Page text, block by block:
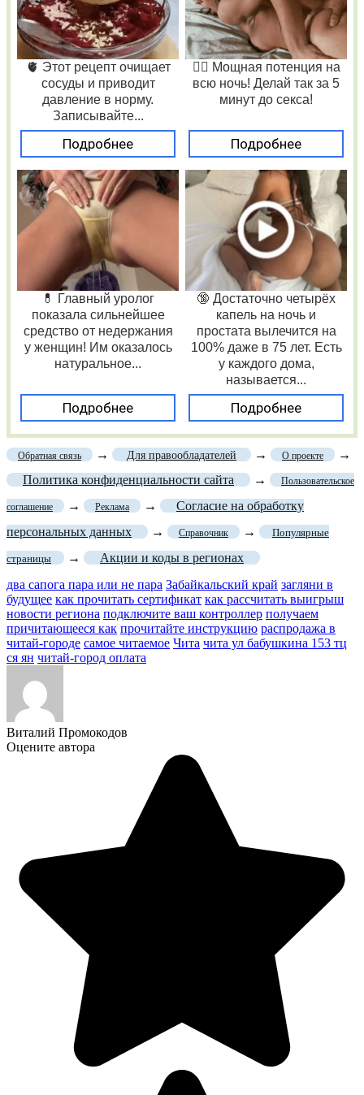
🫀 Этот рецепт очищает
сосуды и приводит
давление в норму.
Записывайте...
Подробнее
❤️‍🔥 Мощная потенция на
всю ночь! Делай так за 5
минут до секса!
Подробнее
💊 Главный уролог
показала сильнейшее
средство от недержания
у женщин! Им оказалось
натуральное...
Подробнее
🔞 Достаточно четырёх
капель на ночь и
простата вылечится на
100% даже в 75 лет. Есть
у каждого дома,
называется...
Подробнее
Обратная связь → Для правообладателей → О проекте
→
Политика конфиденциальности сайта
→ Пользовательское
соглашение → Реклама →
Согласие на обработку
персональных данных
→ Справочник → Популярные
страницы →
Акции и коды в регионах
два сапога пара или не пара Забайкальский край загляни в
будущее как прочитать сертификат как рассчитать выигрыш
новости региона подключите ваш контроллер получаем
причитающееся как прочитайте инструкцию распродажа в
читай-городе самое читаемое Чита чита ул бабушкина 153 тц
ся ян читай-город оплата
Виталий Промокодов
Оцените автора